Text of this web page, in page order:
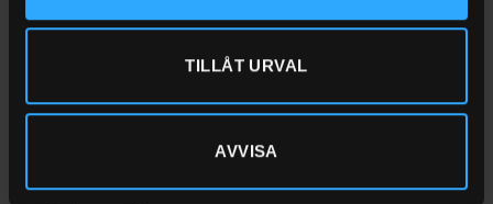
TILLÅT URVAL
AVVISA
110 x 85 x 55
Vikt (kg) 0,48
Dagsmätare femsiffrig med flytande komma, återställbar,